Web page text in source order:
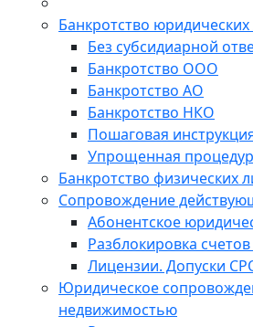
Банкротство
Без субсидиарной
Банкротство ООО
Банкротство АО
Банкротство НКО
Пошаговая
Упрощенная
Банкротство физических
Сопровождение
Абонентское
Разблокировка
Лицензии. Допуски
Юридическое
недвижимостью